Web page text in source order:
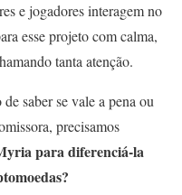
e jogadores interagem no
esse projeto com calma,
tanta atenção.
saber se vale a pena ou
precisamos
para diferenciá-la